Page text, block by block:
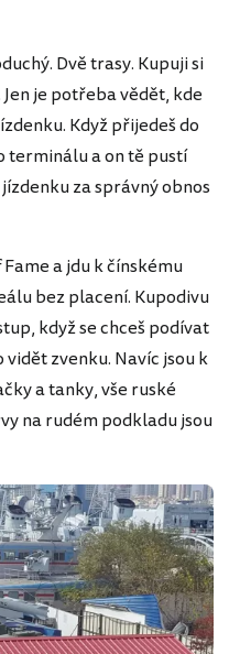
Dvě trasy. Kupuji si
je potřeba vědět, kde
Když přijedeš do
terminálu a on tě pustí
za správný obnos
a jdu k čínskému
bez placení. Kupodivu
když se chceš podívat
zvenku. Navíc jsou k
a tanky, vše ruské
na rudém podkladu jsou